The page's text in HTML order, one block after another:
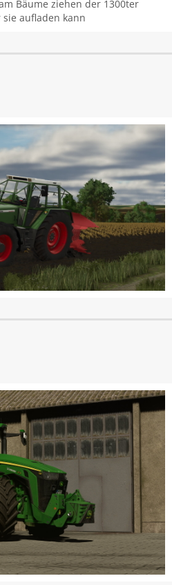
Bäume ziehen der 1300ter
aufladen kann